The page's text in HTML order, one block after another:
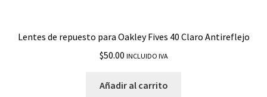
Lentes de repuesto para Oakley Fives 40 Claro Antireflejo
$50.00 INCLUIDO IVA
Añadir al carrito